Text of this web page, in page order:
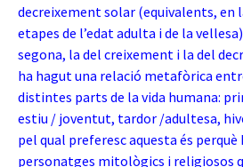
decreixement solar (equivalents, en
etapes de l’edat adulta i de la
segona, la del creixement i la del
ha hagut una relació metafòrica
distintes parts de la vida humana:
estiu / joventut, tardor /adultesa,
pel qual preferesc aquesta és
personatges mitològics i religiosos